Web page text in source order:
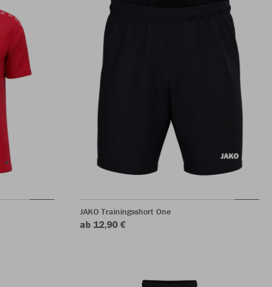
JAKO Trainingsshort One
ab 12,90 €